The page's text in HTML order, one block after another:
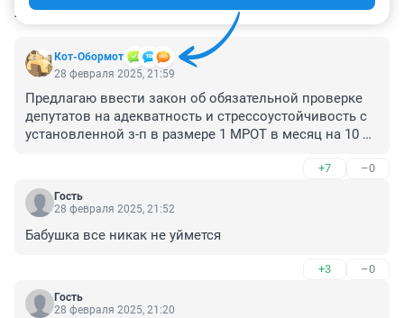
КОММЕНТАРИИ 18
Кот-Обормот
28 февраля 2025, 21:59
Предлагаю ввести закон об обязательной проверке
депутатов на адекватность и стрессоустойчивость с
установленной з-п в размере 1 МРОТ в месяц на 10
+7 –0
Гость
28 февраля 2025, 21:52
Бабушка все никак не уймется
+3 –0
Гость
28 февраля 2025, 21:20